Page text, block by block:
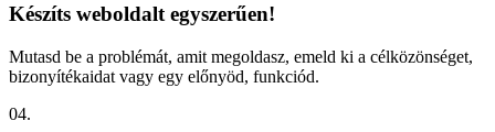
Készíts weboldalt egyszerűen!
Mutasd be a problémát, amit megoldasz, emeld ki a célközönséget,
bizonyítékaidat vagy egy előnyöd, funkciód.
04.